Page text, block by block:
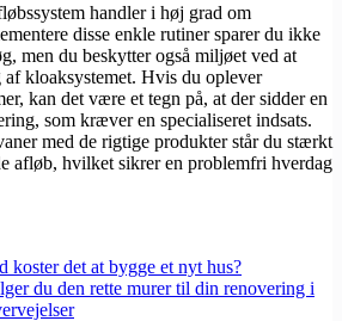
handler i høj grad om
disse enkle rutiner sparer du ikke
men du beskytter også miljøet ved at
kloaksystemet. Hvis du oplever
kan det være et tegn på, at der sidder en
som kræver en specialiseret indsats.
med de rigtige produkter står du stærkt
afløb, hvilket sikrer en problemfri hverdag
koster det at bygge et nyt hus?
du den rette murer til din renovering i